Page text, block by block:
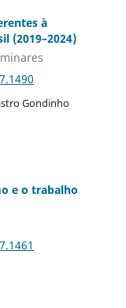
à
(2019–2024)
Gondinho
e o trabalho